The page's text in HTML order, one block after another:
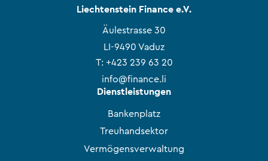
Liechtenstein Finance e.V.
Äulestrasse 30
LI-9490 Vaduz
T: +423 239 63 20
info@finance.li
Dienstleistungen
Bankenplatz
Treuhandsektor
Vermögensverwaltung